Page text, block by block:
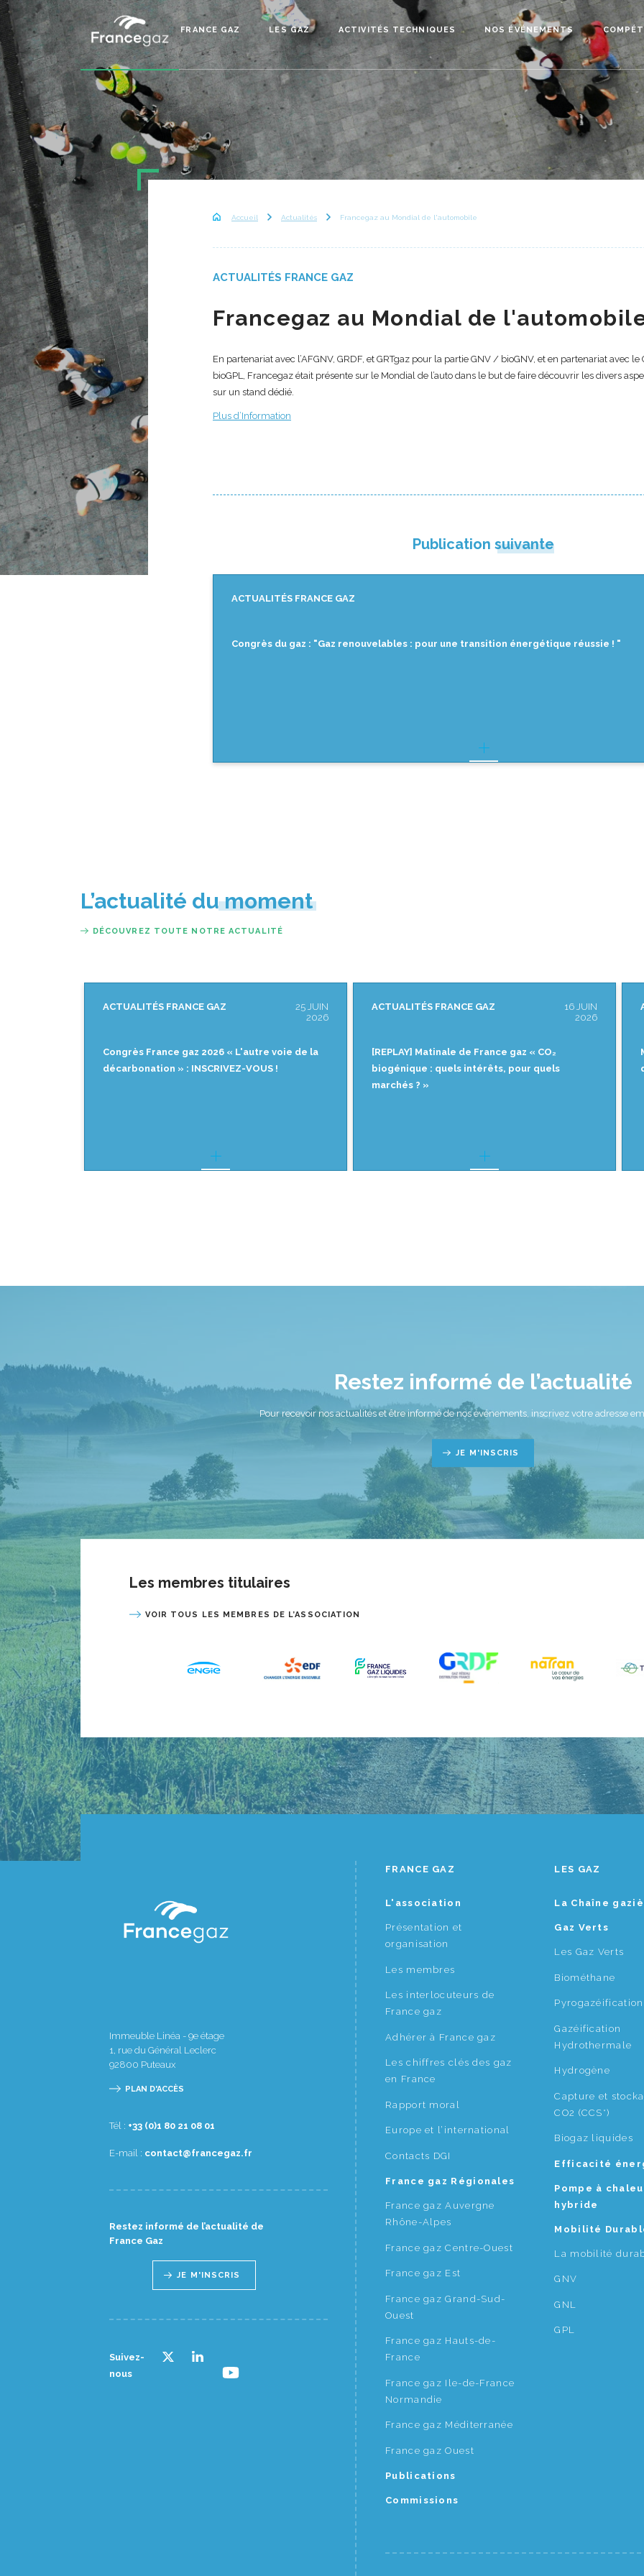
FRANCE GAZ LES GAZ ACTIVITÉS TECHNIQUES NOS ÉVÉNEMENTS
Accueil Actualités Francegaz au Mondial de l'automobile
ACTUALITÉS FRANCE GAZ
Francegaz au Mondial de
En partenariat avec l’AFGNV, GRDF, et GRTgaz pour la partie GNV / bioGNV, et en partenariat avec
bioGPL, Francegaz était présente sur le Mondial de l’auto dans le but de faire découvrir les divers
sur un stand dédié.
Plus d’Information
Publication suivante
ACTUALITÉS FRANCE GAZ
Congrès du gaz : "Gaz renouvelables : pour une transition énergétique réussie ! "
L’actualité du moment
DÉCOUVREZ TOUTE NOTRE ACTUALITÉ
ACTUALITÉS FRANCE GAZ
16 JUIN
2026
[REPLAY] Matinale de France gaz « CO₂
biogénique : quels intérêts, pour quels
ACTUALITÉS FRANCE GAZ
18 MAI
2026
Matinale de France gaz « CO₂ biogénique :
quels intérêts, pour quels marchés ? »
Restez informé de l’actualité
Pour recevoir nos actualités et être informé de nos événements, inscrivez votre adresse
JE M'INSCRIS
Les membres titulaires
VOIR TOUS LES MEMBRES DE L’ASSOCIATION
Immeuble Linéa - 9e étage
1, rue du Général Leclerc
92800 Puteaux
PLAN D'ACCÈS
Tél : 10 80 12 08 1(0) 33+
E-mail : rf.zagecnarf@tcatnoc
Restez informé de l’actualité de
France Gaz
JE M'INSCRIS
Suivez-
nous
FRANCE GAZ
L'association
Présentation et
organisation
Les membres
Les interlocuteurs de
France gaz
Adhérer à France gaz
Les chiffres clés des gaz
en France
Rapport moral
Europe et l’international
Contacts DGI
France gaz Régionales
France gaz Auvergne
Rhône-Alpes
France gaz Centre-Ouest
France gaz Est
France gaz Grand-Sud-
Ouest
France gaz Hauts-de-
France
France gaz Ile-de-France
Normandie
France gaz Méditerranée
France gaz Ouest
Publications
Commissions
LES GAZ
La Chaîne
Gaz Verts
Les Gaz Verts
Biométhane
Pyrogazéification
Gazéification
Hydrothermale
Hydrogène
Capture et
CO2 (CCS*)
Biogaz liquides
Efficacité
Pompe à
hybride
Mobilité
La mobilité
GNV
GNL
GPL